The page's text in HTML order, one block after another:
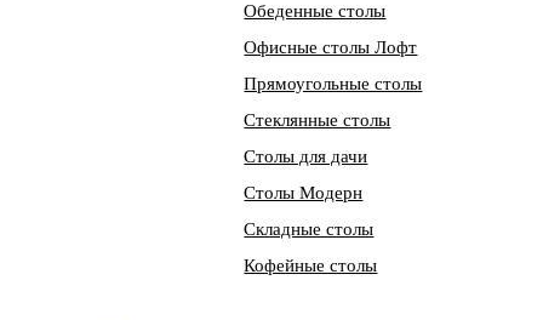
Обеденные столы
Офисные столы Лофт
Прямоугольные столы
Стеклянные столы
Столы для дачи
Столы Модерн
Складные столы
Кофейные столы